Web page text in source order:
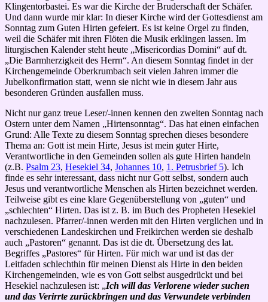
Klingentorbastei. Es war die Kirche der Bruderschaft der Schäfer.
Und dann wurde mir klar: In dieser Kirche wird der Gottesdienst am
Sonntag zum Guten Hirten gefeiert. Es ist keine Orgel zu finden,
weil die Schäfer mit ihren Flöten die Musik erklingen lassen. Im
liturgischen Kalender steht heute „Misericordias Domini“ auf dt.
„Die Barmherzigkeit des Herrn“. An diesem Sonntag findet in der
Kirchengemeinde Oberkrumbach seit vielen Jahren immer die
Jubelkonfirmation statt, wenn sie nicht wie in diesem Jahr aus
besonderen Gründen ausfallen muss.
Nicht nur ganz treue Leser/-innen kennen den zweiten Sonntag nach
Ostern unter dem Namen „Hirtensonntag“. Das hat einen einfachen
Grund: Alle Texte zu diesem Sonntag sprechen dieses besondere
Thema an: Gott ist mein Hirte, Jesus ist mein guter Hirte,
Verantwortliche in den Gemeinden sollen als gute Hirten handeln
(z.B. Psalm 23, Hesekiel 34, Johannes 10, 1. Petrusbrief 5). Ich
finde es sehr interessant, dass nicht nur Gott selbst, sondern auch
Jesus und verantwortliche Menschen als Hirten bezeichnet werden.
Teilweise gibt es eine klare Gegenüberstellung von „guten“ und
„schlechten“ Hirten. Das ist z. B. im Buch des Propheten Hesekiel
nachzulesen. Pfarrer/-innen werden mit den Hirten verglichen und in
verschiedenen Landeskirchen und Freikirchen werden sie deshalb
auch „Pastoren“ genannt. Das ist die dt. Übersetzung des lat.
Begriffes „Pastores“ für Hirten. Für mich war und ist das der
Leitfaden schlechthin für meinen Dienst als Hirte in den beiden
Kirchengemeinden, wie es von Gott selbst ausgedrückt und bei
Hesekiel nachzulesen ist: „Ich will das Verlorene wieder suchen
und das Verirrte zurückbringen und das Verwundete verbinden